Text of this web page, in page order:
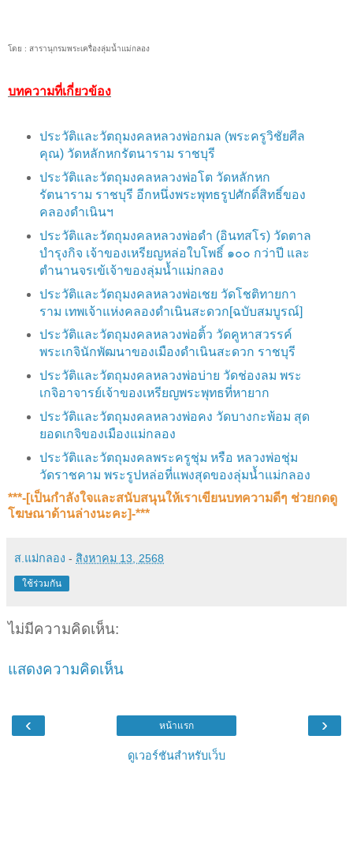
โดย : สารานุกรมพระเครื่องลุ่มน้ำแม่กลอง
บทความที่เกี่ยวข้อง
ประวัติและวัตถุมงคลหลวงพ่อกมล (พระครูวิชัยศีล
คุณ) วัดหลักหกรัตนาราม ราชบุรี
ประวัติและวัตถุมงคลหลวงพ่อโต วัดหลักหก
รัตนาราม ราชบุรี อีกหนึ่งพระพุทธรูปศักดิ์สิทธิ์ของ
คลองดำเนินฯ
ประวัติและวัตถุมงคลหลวงพ่อดำ (อินทสโร) วัดตาล
บำรุงกิจ เจ้าของเหรียญหล่อใบโพธิ์ ๑๐๐ กว่าปี และ
ตำนานจรเข้เจ้าของลุ่มน้ำแม่กลอง
ประวัติและวัตถุมงคลหลวงพ่อเชย วัดโชติทายกา
ราม เทพเจ้าแห่งคลองดำเนินสะดวก[ฉบับสมบูรณ์]
ประวัติและวัตถุมงคลหลวงพ่อติ้ว วัดคูหาสวรรค์
พระเกจินักพัฒนาของเมืองดำเนินสะดวก ราชบุรี
ประวัติและวัตถุมงคลหลวงพ่อบ่าย วัดช่องลม พระ
เกจิอาจารย์เจ้าของเหรียญพระพุทธที่หายาก
ประวัติและวัตถุมงคลหลวงพ่อคง วัดบางกะพ้อม สุด
ยอดเกจิของเมืองแม่กลอง
ประวัติและวัตถุมงคลพระครูชุ่ม หรือ หลวงพ่อชุ่ม
วัดราชคาม​ พระรูปหล่อที่แพงสุดของลุ่มน้ำแม่กลอง
***-[เป็นกำลังใจและสนับสนุน​ให้เราเขียนบทความดีๆ ช่วยกดดู
โฆษณาด้านล่างนะคะ]-***
ส.แม่กลอง - สิงหาคม 13, 2568
ใช้ร่วมกัน
ไม่มีความคิดเห็น:
แสดงความคิดเห็น
‹ ›
หน้าแรก
ดูเวอร์ชันสำหรับเว็บ